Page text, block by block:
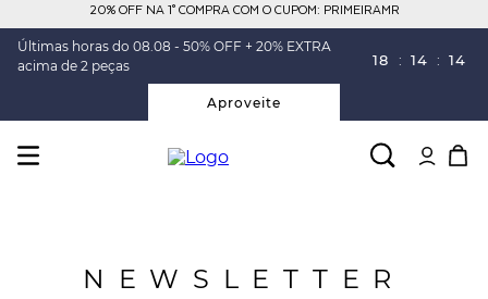
20% OFF NA 1° COMPRA COM O CUPOM: PRIMEIRAMR
Últimas horas do 08.08 - 50% OFF + 20% EXTRA
acima de 2 peças
18 : 14 : 13
Aproveite
NEWSLETTER